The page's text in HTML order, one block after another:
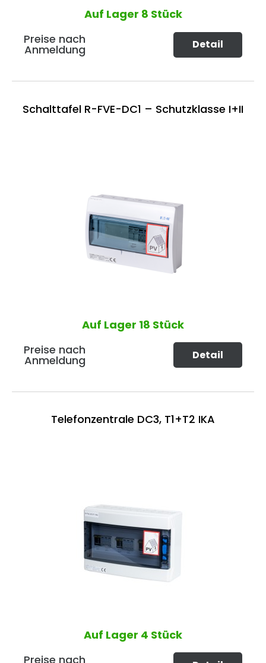
Auf Lager 8 Stück
Preise nach
Anmeldung Detail
Schalttafel R-FVE-DC1 – Schutzklasse I+II
Auf Lager 18 Stück
Preise nach
Anmeldung Detail
Telefonzentrale DC3, T1+T2 IKA
Auf Lager 4 Stück
Preise nach